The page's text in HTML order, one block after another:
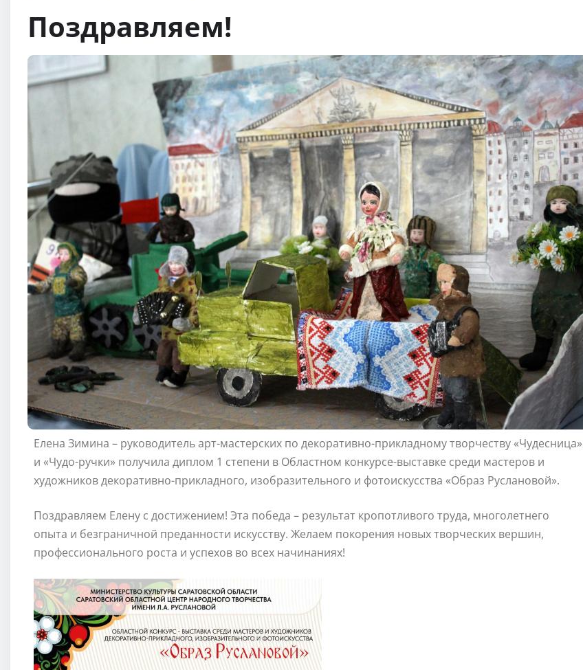
Поздравляем!
Елена Зимина – руководитель арт-мастерских по декоративно-прикладному творчеству «Чудесница»
и «Чудо-ручки» получила диплом 1 степени в Областном конкурсе-выставке среди мастеров и
художников декоративно-прикладного, изобразительного и фотоискусства «Образ Руслановой».
Поздравляем Елену с достижением! Эта победа – результат кропотливого труда, многолетнего
опыта и безграничной преданности искусству. Желаем покорения новых творческих вершин,
профессионального роста и успехов во всех начинаниях!